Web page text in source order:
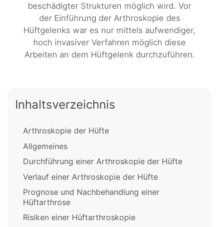
beschädigter Strukturen möglich wird. Vor
der Einführung der Arthroskopie des
Hüftgelenks war es nur mittels aufwendiger,
hoch invasiver Verfahren möglich diese
Arbeiten an dem Hüftgelenk durchzuführen.
Inhaltsverzeichnis
Arthroskopie der Hüfte
Allgemeines
Durchführung einer Arthroskopie der Hüfte
Verlauf einer Arthroskopie der Hüfte
Prognose und Nachbehandlung einer
Hüftarthrose
Risiken einer Hüftarthroskopie